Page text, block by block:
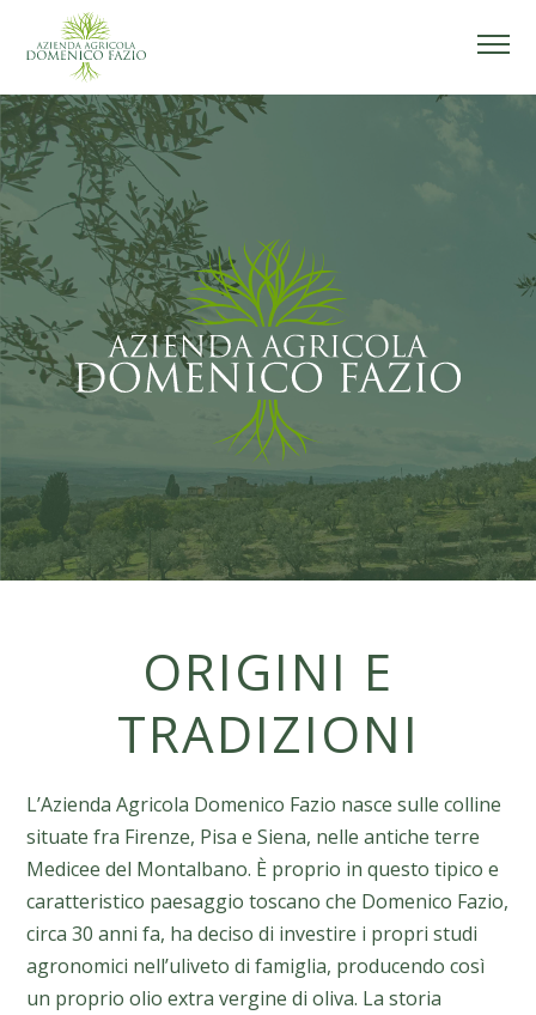
HOME
AZIENDA AGRICOLA
FRANTOIO
AGRITURISMO
CONTATTI
ORIGINI E
TRADIZIONI
L’Azienda Agricola Domenico Fazio nasce sulle colline
situate fra Firenze, Pisa e Siena, nelle antiche terre
Medicee del Montalbano. È proprio in questo tipico e
caratteristico paesaggio toscano che Domenico Fazio,
circa 30 anni fa, ha deciso di investire i propri studi
agronomici nell’uliveto di famiglia, producendo così
un proprio olio extra vergine di oliva. La storia